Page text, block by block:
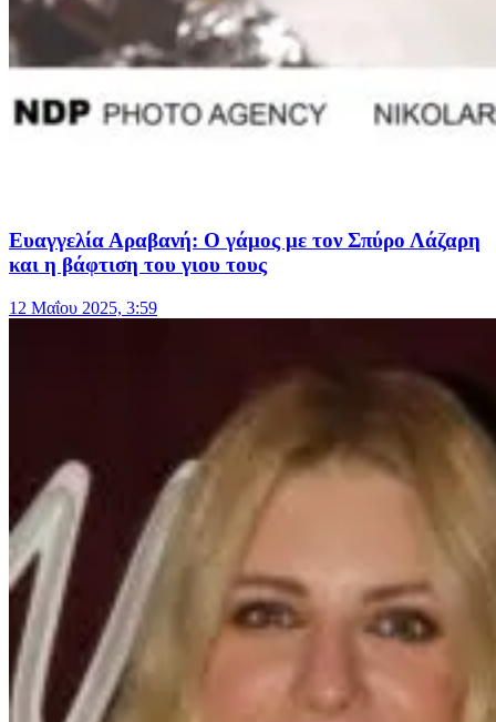
Ευαγγελία Αραβανή: Ο γάμος με τον Σπύρο Λάζαρη
και η βάφτιση του γιου τους
12 Μαΐου 2025, 3:59